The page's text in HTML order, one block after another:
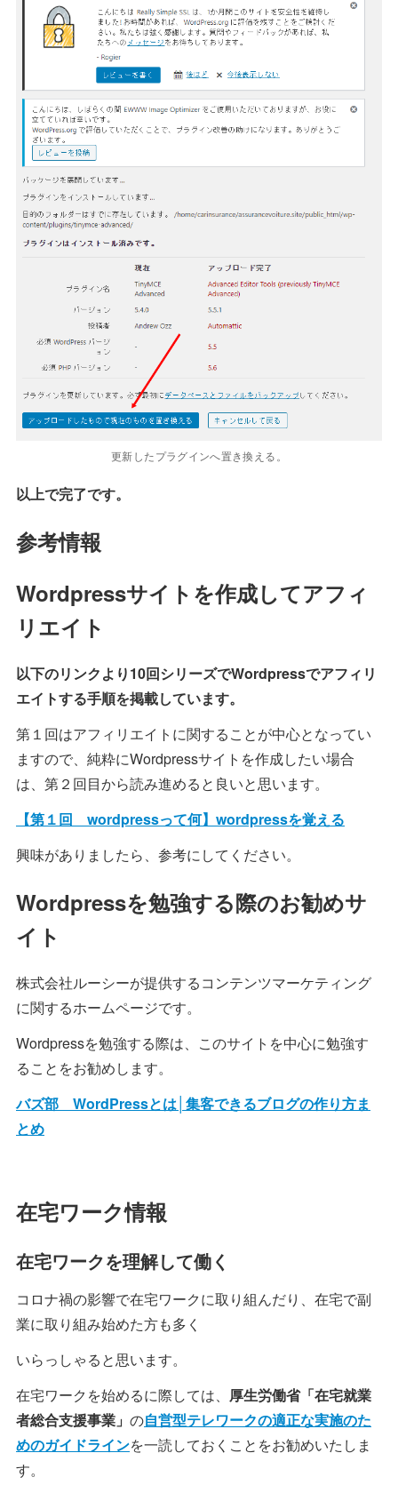
更新したプラグインへ置き換える。
以上で完了です。
参考情報
Wordpressサイトを作成してアフィ
リエイト
以下のリンクより10回シリーズでWordpressでアフィリ
エイトする手順を掲載しています。
第１回はアフィリエイトに関することが中心となってい
ますので、純粋にWordpressサイトを作成したい場合
は、第２回目から読み進めると良いと思います。
【第１回 wordpressって何】wordpressを覚える
興味がありましたら、参考にしてください。
Wordpressを勉強する際のお勧めサ
イト
株式会社ルーシーが提供するコンテンツマーケティング
に関するホームページです。
Wordpressを勉強する際は、このサイトを中心に勉強す
ることをお勧めします。
バズ部 WordPressとは│集客できるブログの作り方ま
とめ
在宅ワーク情報
在宅ワークを理解して働く
コロナ禍の影響で在宅ワークに取り組んだり、在宅で副
業に取り組み始めた方も多く
いらっしゃると思います。
在宅ワークを始めるに際しては、 厚生労働省「在宅就業
者総合支援事業」 の自営型テレワークの適正な実施のた
めのガイドラインを一読しておくことをお勧めいたしま
す。